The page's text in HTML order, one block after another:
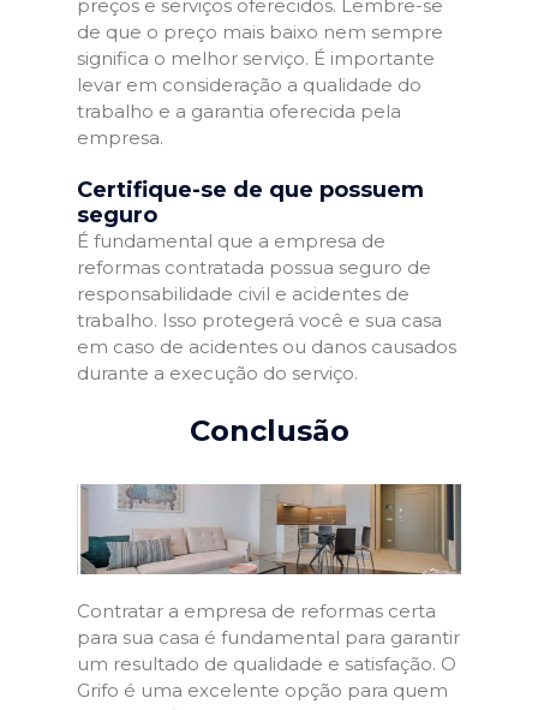
preços e serviços oferecidos. Lembre-se
de que o preço mais baixo nem sempre
significa o melhor serviço. É importante
levar em consideração a qualidade do
trabalho e a garantia oferecida pela
empresa.
Certifique-se de que possuem
seguro
É fundamental que a empresa de
reformas contratada possua seguro de
responsabilidade civil e acidentes de
trabalho. Isso protegerá você e sua casa
em caso de acidentes ou danos causados
durante a execução do serviço.
Conclusão
Contratar a empresa de reformas certa
para sua casa é fundamental para garantir
um resultado de qualidade e satisfação. O
Grifo é uma excelente opção para quem